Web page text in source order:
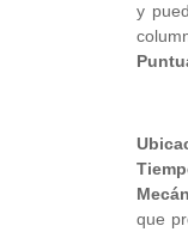
y
que